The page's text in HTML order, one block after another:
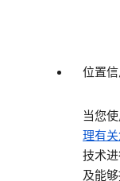
位置
当您
理有
技术
及能